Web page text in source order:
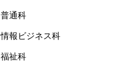
普通科
情報ビジネス科
福祉科